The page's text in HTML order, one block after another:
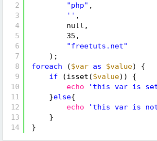
2
3
4
5
6
7
8
9
10
11
12
13
14
"php" ,
'' ,
null,
35,
"freetuts.net"
);
foreach
($var as $value) {
if
(isset($value)) {
echo
'this var is
}else{
echo
'this var is
}
}